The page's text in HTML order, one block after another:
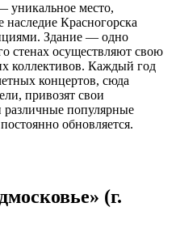
уникальное место,
наследие Красногорска
Здание — одно
стенах осуществляют свою
коллективов. Каждый год
концертов, сюда
привозят свои
различные популярные
обновляется.
(г.